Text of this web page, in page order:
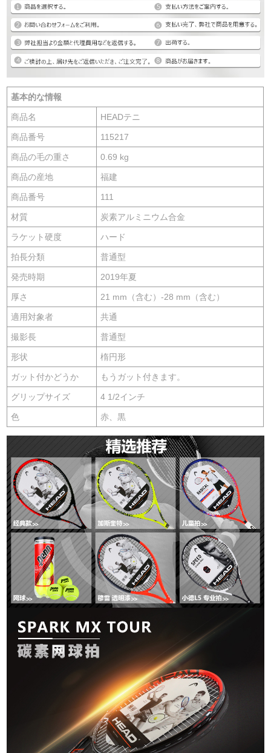
基本的な情報
商品名 HEADテニ
商品番号 115217
商品の毛の重さ 0.69 kg
商品の産地 福建
商品番号 111
材質 炭素アルミニウム合金
ラケット硬度 ハード
拍長分類 普通型
発売時期 2019年夏
厚さ 21 mm（含む）-28 mm（含む）
適用対象者 共通
撮影長 普通型
形状 楕円形
ガット付かどうか もうガット付きます。
グリップサイズ 4 1/2インチ
色 赤、黒